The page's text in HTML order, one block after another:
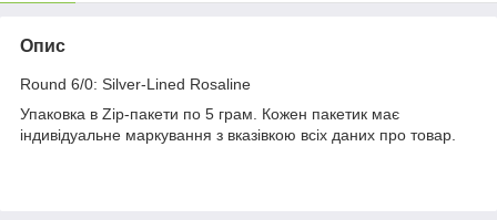
Опис
Round 6/0: Silver-Lined Rosaline
Упаковка в Zip-пакети по 5 грам. Кожен пакетик має
індивідуальне маркування з вказівкою всіх даних про товар.